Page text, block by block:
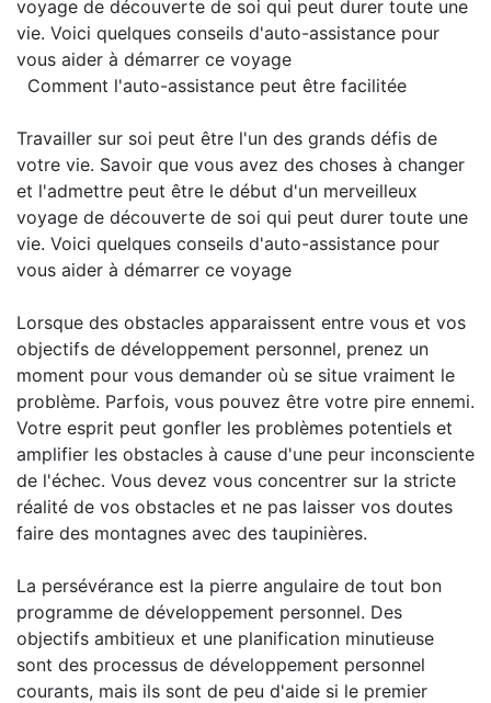
voyage de découverte de soi qui peut durer toute une
vie. Voici quelques conseils d'auto-assistance pour
vous aider à démarrer ce voyage
Comment l'auto-assistance peut être facilitée
Travailler sur soi peut être l'un des grands défis de
votre vie. Savoir que vous avez des choses à changer
et l'admettre peut être le début d'un merveilleux
voyage de découverte de soi qui peut durer toute une
vie. Voici quelques conseils d'auto-assistance pour
vous aider à démarrer ce voyage
Lorsque des obstacles apparaissent entre vous et vos
objectifs de développement personnel, prenez un
moment pour vous demander où se situe vraiment le
problème. Parfois, vous pouvez être votre pire ennemi.
Votre esprit peut gonfler les problèmes potentiels et
amplifier les obstacles à cause d'une peur inconsciente
de l'échec. Vous devez vous concentrer sur la stricte
réalité de vos obstacles et ne pas laisser vos doutes
faire des montagnes avec des taupinières.
La persévérance est la pierre angulaire de tout bon
programme de développement personnel. Des
objectifs ambitieux et une planification minutieuse
sont des processus de développement personnel
courants, mais ils sont de peu d'aide si le premier